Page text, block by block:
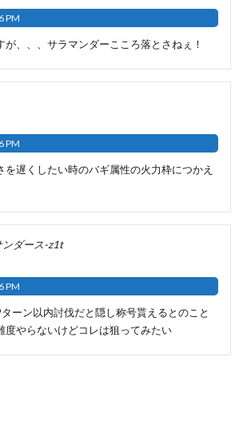
PM
、、、サラマンダーこころ落とさねぇ！
PM
を遅くしたい時のバギ属性の火力枠につかえ
ンダース-z1t
PM
ーン以内討伐だと隠し称号貰えるとのこと
度やらないけどコレは狙ってみたい